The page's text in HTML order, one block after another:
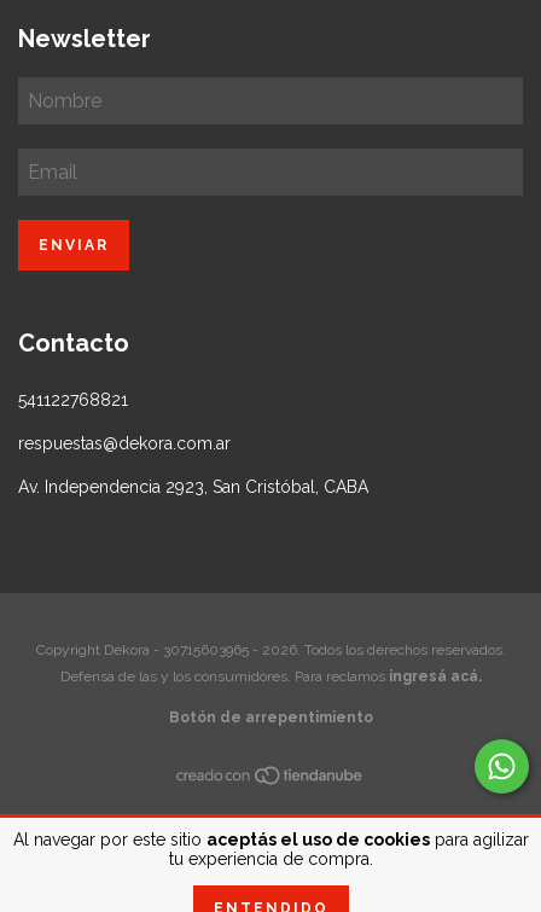
Al navegar por este sitio aceptás el uso de cookiespara agilizar
tu experiencia de compra.
ENTENDIDO
Newsletter
Contacto
541122768821
respuestas@dekora.com.ar
Av. Independencia 2923, San Cristóbal, CABA
Copyright Dekora - 30715603965 - 2026. Todos los derechos reservados.
Defensa de las y los consumidores. Para reclamos ingresá acá.
Botón de arrepentimiento